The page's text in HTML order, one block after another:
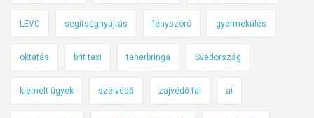
LEVC segítségnyújtás fényszóró gyermekülés
oktatás brit taxi teherbringa Svédország
kiemelt ügyek szélvédő zajvédő fal ai